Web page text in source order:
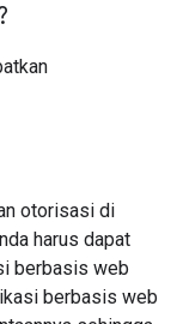
otorisasi di
harus dapat
berbasis web
berbasis web